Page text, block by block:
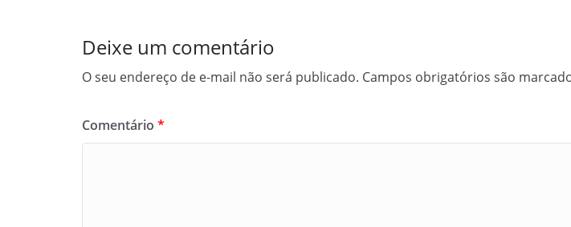
Deixe um comentário
O seu endereço de e-mail não será publicado. Campos obrigatórios são
Comentário *